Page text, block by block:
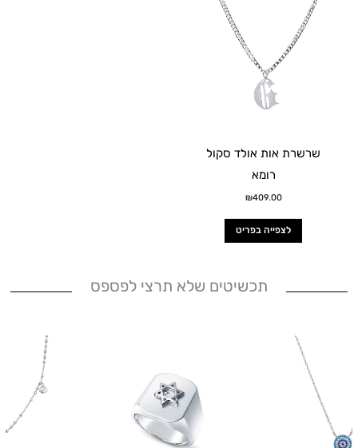
שרשרת אות אולד סקול
רומא
₪409.00
לצפייה בפריט
תכשיטים שלא תרצי לפספס
מספר
סוגים.